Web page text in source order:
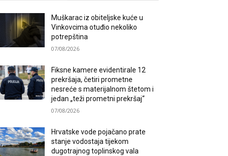
Muškarac iz obiteljske kuće u
Vinkovcima otuđio nekoliko
potrepština
07/08/2026
Fiksne kamere evidentirale 12
prekršaja, četiri prometne
nesreće s materijalnom štetom i
jedan „teži prometni prekršaj“
07/08/2026
Hrvatske vode pojačano prate
stanje vodostaja tijekom
dugotrajnog toplinskog vala